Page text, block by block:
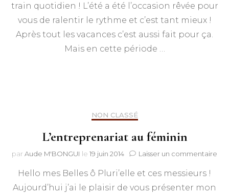
train quotidien ! L’été a été l’occasion rêvée pour
vous de ralentir le rythme et c’est tant mieux !
Après tout les vacances c’est aussi fait pour ça.
Mais en cette période …
NON CLASSÉ
L’entreprenariat au féminin
par Aude M'BONGUI le 19 juin 2014 Laisser un commentaire
Hello mes Belles ô Pluri’elle et ces messieurs !
Aujourd’hui j’ai le plaisir de vous présenter mon